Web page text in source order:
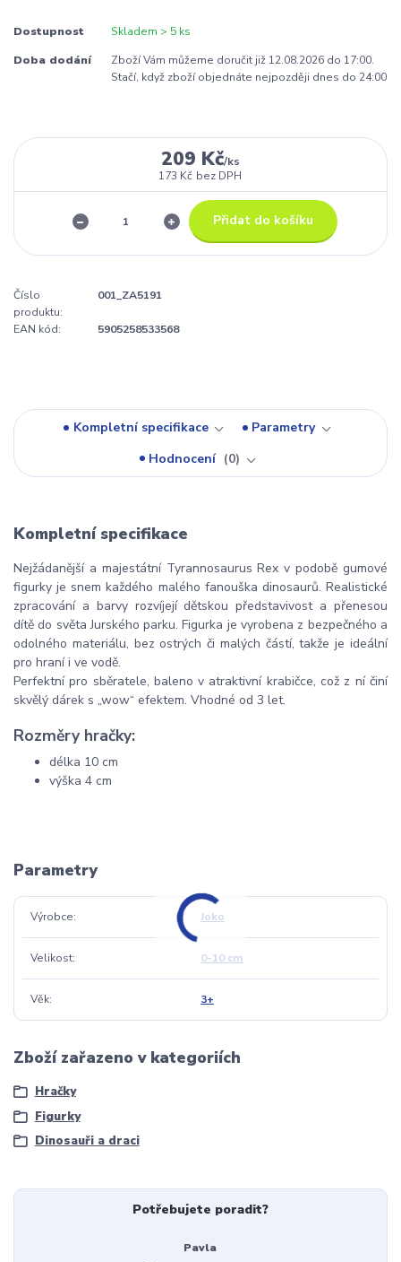
Dostupnost Skladem > 5 ks
Doba dodání
Zboží Vám můžeme doručit již 12.08.2026 do 17:00.
Stačí, když zboží objednáte nejpozději dnes do 24:00
209 Kč/ks
173 Kč bez DPH
Přidat do košíku
Číslo
produktu:
001_ZA5191
EAN kód: 5905258533568
Kompletní specifikace
Parametry
Hodnocení
0
Kompletní specifikace
Nejžádanější a majestátní Tyrannosaurus Rex v podobě gumové
figurky je snem každého malého fanouška dinosaurů. Realistické
zpracování a barvy rozvíjejí dětskou představivost a přenesou
dítě do světa Jurského parku. Figurka je vyrobena z bezpečného a
odolného materiálu, bez ostrých či malých částí, takže je ideální
pro hraní i ve vodě.
Perfektní pro sběratele, baleno v atraktivní krabičce, což z ní činí
skvělý dárek s „wow“ efektem. Vhodné od 3 let.
Rozměry hračky:
délka 10 cm
výška 4 cm
Parametry
Výrobce Joko
Velikost 0-10 cm
Věk 3+
Zboží zařazeno v kategoriích
Hračky
Figurky
Dinosauři a draci
Potřebujete poradit?
Pavla